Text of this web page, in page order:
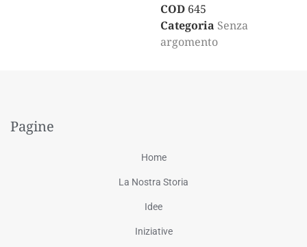
COD 645
Categoria Senza
argomento
Pagine
Home
La Nostra Storia
Idee
Iniziative